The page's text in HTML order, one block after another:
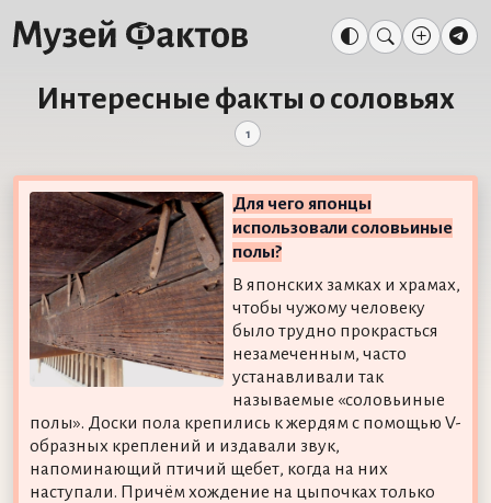
Интересные факты о соловьях
1
Для чего японцы
использовали соловьиные
полы?
В японских замках и храмах,
чтобы чужому человеку
было трудно прокрасться
незамеченным, часто
устанавливали так
называемые «соловьиные
полы». Доски пола крепились к жердям с помощью V-
образных креплений и издавали звук,
напоминающий птичий щебет, когда на них
наступали. Причём хождение на цыпочках только